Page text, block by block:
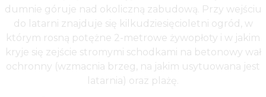
dumnie góruje nad okoliczną zabudową. Przy wejściu
do latarni znajduje się kilkudziesięcioletni ogród, w
którym rosną potężne 2-metrowe żywopłoty i w jakim
kryje się zejście stromymi schodkami na betonowy wał
ochronny (wzmacnia brzeg, na jakim usytuowana jest
latarnia) oraz plażę.